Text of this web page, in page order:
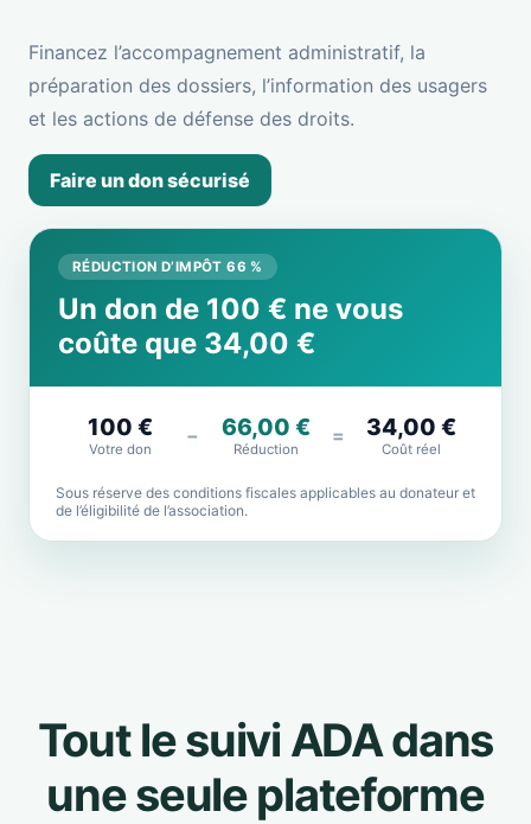
Financez l’accompagnement administratif, la
préparation des dossiers, l’information des usagers
et les actions de défense des droits.
Faire un don sécurisé
RÉDUCTION D’IMPÔT 66 %
Un don de 100 € ne vous
coûte que 34,00 €
100 €
Votre don
− 66,00 €
Réduction
= 34,00 €
Coût réel
Sous réserve des conditions fiscales applicables au donateur et
de l’éligibilité de l’association.
Tout le suivi ADA dans
une seule plateforme